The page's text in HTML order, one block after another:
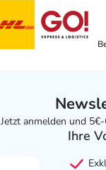
Jetzt anmelden und
Ihre